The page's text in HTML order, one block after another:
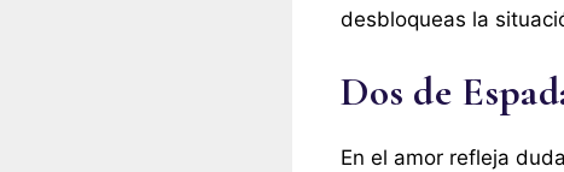
desbloqueas la
Dos de
En el amor refleja